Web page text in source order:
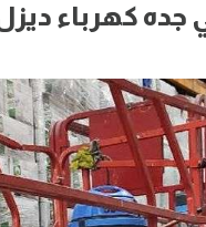
جده كهرباء